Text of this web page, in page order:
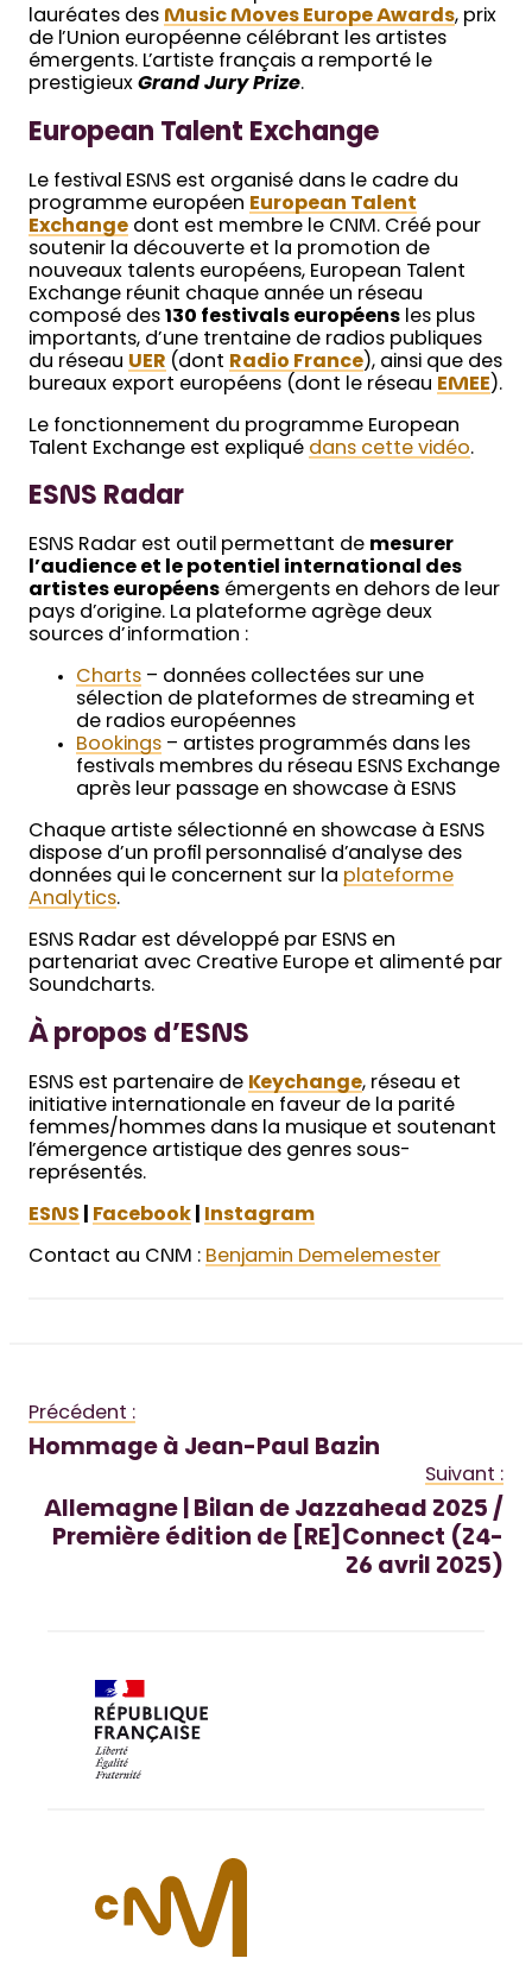
lauréates des Music Moves Europe Awards, prix
de l’Union européenne célébrant les artistes
émergents. L’artiste français a remporté le
prestigieux Grand Jury Prize.
European Talent Exchange
Le festival ESNS est organisé dans le cadre du
programme européen European Talent
Exchange dont est membre le CNM. Créé pour
soutenir la découverte et la promotion de
nouveaux talents européens, European Talent
Exchange réunit chaque année un réseau
composé des 130 festivals européens les plus
importants, d’une trentaine de radios publiques
du réseau UER (dont Radio France), ainsi que des
bureaux export européens (dont le réseau EMEE).
Le fonctionnement du programme European
Talent Exchange est expliqué dans cette vidéo.
ESNS Radar
ESNS Radar est outil permettant de mesurer
l’audience et le potentiel international des
artistes européens émergents en dehors de leur
pays d’origine. La plateforme agrège deux
sources d’information :
Charts – données collectées sur une
sélection de plateformes de streaming et
de radios européennes
Bookings – artistes programmés dans les
festivals membres du réseau ESNS Exchange
après leur passage en showcase à ESNS
Chaque artiste sélectionné en showcase à ESNS
dispose d’un profil personnalisé d’analyse des
données qui le concernent sur la plateforme
Analytics.
ESNS Radar est développé par ESNS en
partenariat avec Creative Europe et alimenté par
Soundcharts.
À propos d’ESNS
ESNS est partenaire de Keychange, réseau et
initiative internationale en faveur de la parité
femmes/hommes dans la musique et soutenant
l’émergence artistique des genres sous-
représentés.
ESNS Facebook Instagram
Contact au CNM : Benjamin Demelemester
Précédent :
Hommage à Jean-Paul Bazin
Suivant :
Allemagne | Bilan de Jazzahead 2025 /
Première édition de [RE]Connect (24-
26 avril 2025)